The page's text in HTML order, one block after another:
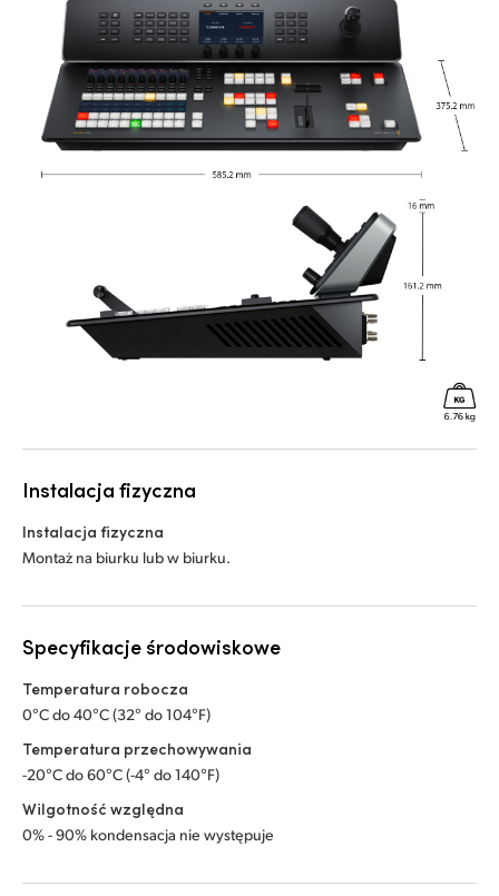
Instalacja fizyczna
Instalacja fizyczna
Montaż na biurku lub w biurku.
Specyfikacje środowiskowe
Temperatura robocza
0°C do 40°C (32° do 104°F)
Temperatura przechowywania
-20°C do 60°C (-4° do 140°F)
Wilgotność względna
0% - 90% kondensacja nie występuje